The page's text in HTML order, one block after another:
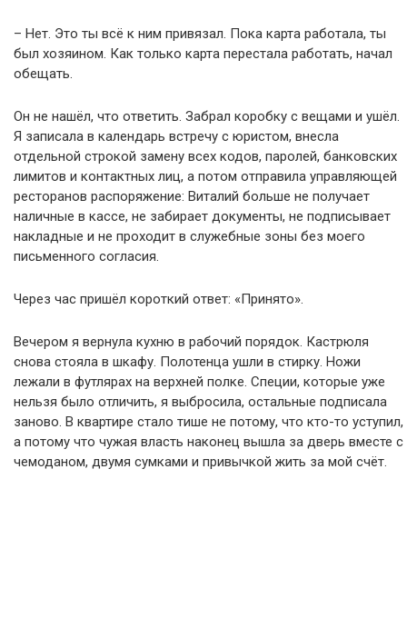
– Нет. Это ты всё к ним привязал. Пока карта работала, ты
был хозяином. Как только карта перестала работать, начал
обещать.
Он не нашёл, что ответить. Забрал коробку с вещами и ушёл.
Я записала в календарь встречу с юристом, внесла
отдельной строкой замену всех кодов, паролей, банковских
лимитов и контактных лиц, а потом отправила управляющей
ресторанов распоряжение: Виталий больше не получает
наличные в кассе, не забирает документы, не подписывает
накладные и не проходит в служебные зоны без моего
письменного согласия.
Через час пришёл короткий ответ: «Принято».
Вечером я вернула кухню в рабочий порядок. Кастрюля
снова стояла в шкафу. Полотенца ушли в стирку. Ножи
лежали в футлярах на верхней полке. Специи, которые уже
нельзя было отличить, я выбросила, остальные подписала
заново. В квартире стало тише не потому, что кто-то уступил,
а потому что чужая власть наконец вышла за дверь вместе с
чемоданом, двумя сумками и привычкой жить за мой счёт.